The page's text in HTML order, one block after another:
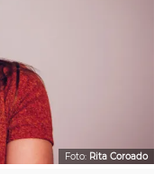
Foto: Rita Coroado